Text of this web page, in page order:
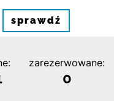
sprawdź
zarezerwowane:
0